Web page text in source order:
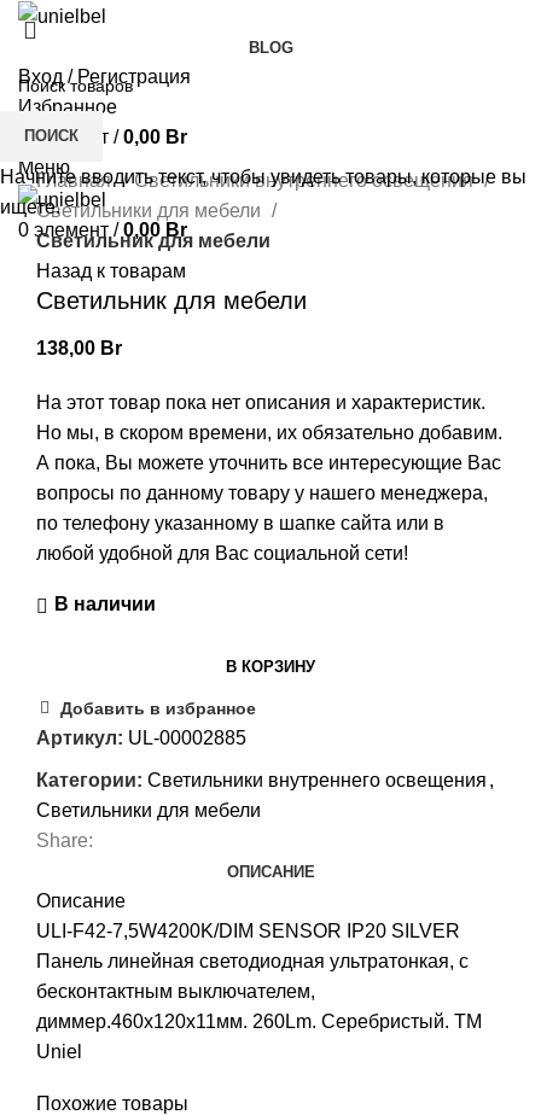
BLOG
Вход / Регистрация
Избранное
0элемент / 0,00 Br
Меню
0 элемент / 0,00 Br
Нажмите, чтобы увеличить
Главная
Светильники внутреннего освещения
Светильники для мебели
Светильник для мебели
Назад к товарам
Светильник для мебели
138,00 Br
На этот товар пока нет описания и характеристик.
Но мы, в скором времени, их обязательно добавим.
А пока, Вы можете уточнить все интересующие Вас
вопросы по данному товару у нашего менеджера,
по телефону указанному в шапке сайта или в
любой удобной для Вас социальной сети!
В наличии
В КОРЗИНУ
Добавить в избранное
Артикул: UL-00002885
Категории: Светильники внутреннего освещения ,
Светильники для мебели
Share:
ОПИСАНИЕ
Описание
ULI-F42-7,5W4200K/DIM SENSOR IP20 SILVER
Панель линейная светодиодная ультратонкая, с
бесконтактным выключателем,
диммер.460х120х11мм. 260Lm. Серебристый. ТМ
Uniel
Похожие товары
ПОИСК
Начните вводить текст, чтобы увидеть товары, которые вы
ищете.